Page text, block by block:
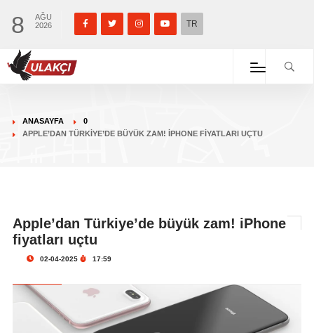
8
AĞU
2026
TR
ANASAYFA
0
APPLE’DAN TÜRKIYE’DE BÜYÜK ZAM! IPHONE FIYATLARI UÇTU
Apple’dan Türkiye’de büyük zam! iPhone
fiyatları uçtu
02-04-2025 17:59